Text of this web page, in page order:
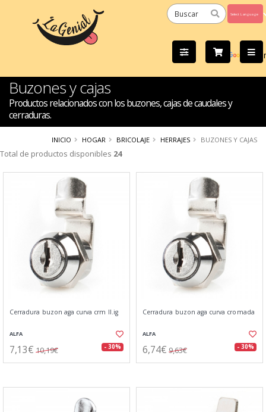
by
Buzones y cajas
Productos relacionados con los buzones, cajas de caudales y
cerraduras.
INICIO HOGAR BRICOLAJE HERRAJES BUZONES Y CAJAS
Total de productos disponibles 24
Cerradura buzon aga curva crm ll.ig
ALFA
7,13€ 10,19€ - 30%
Cerradura buzon aga curva cromada
ALFA
6,74€ 9,63€ - 30%